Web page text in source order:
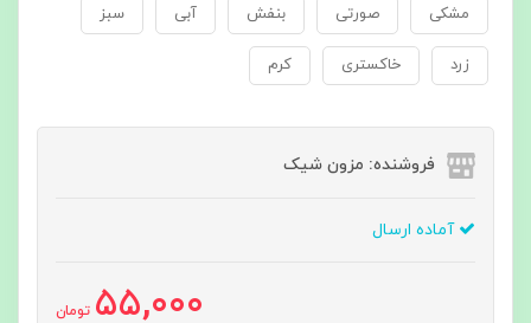
مشکی صورتی بنفش آبی سبز
زرد خاکستری کرم
فروشنده: مزون شیک
آماده ارسال
55,000 تومان